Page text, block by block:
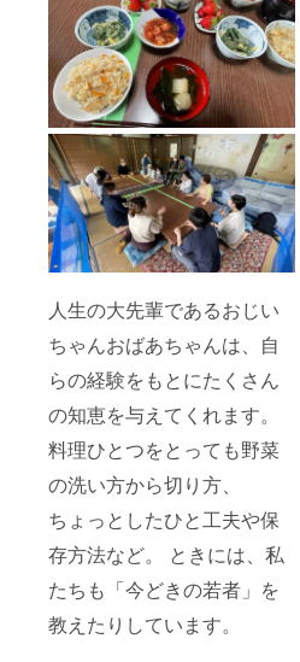
人生の大先輩であるおじい
ちゃんおばあちゃんは、自
らの経験をもとにたくさん
の知恵を与えてくれます。
料理ひとつをとっても野菜
の洗い方から切り方、
ちょっとしたひと工夫や保
存方法など。 ときには、私
たちも「今どきの若者」を
教えたりしています。